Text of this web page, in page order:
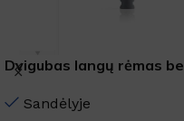
Dvigubas langų rėmas be
Sandėlyje